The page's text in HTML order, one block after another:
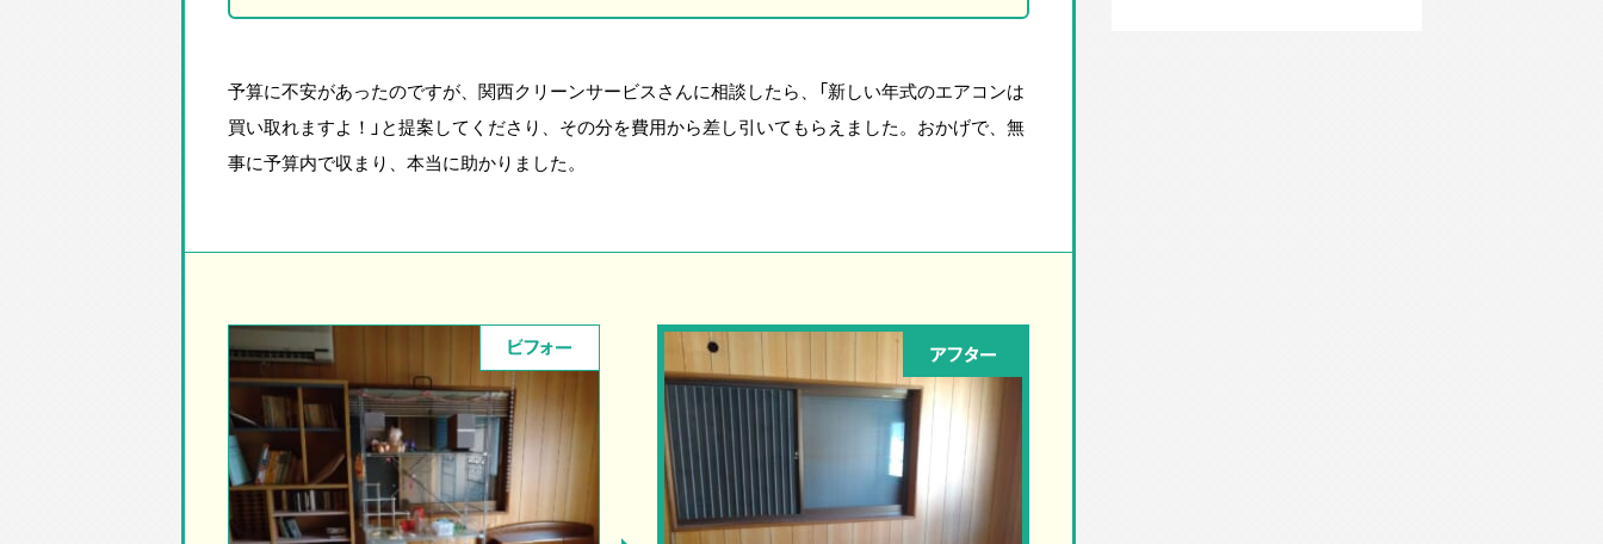
予算に不安があったのですが、関西クリーンサービスさんに相談したら、「新しい年式のエアコンは
買い取れますよ！」と提案してくださり、その分を費用から差し引いてもらえました。おかげで、無
事に予算内で収まり、本当に助かりました。
ビフォー アフター